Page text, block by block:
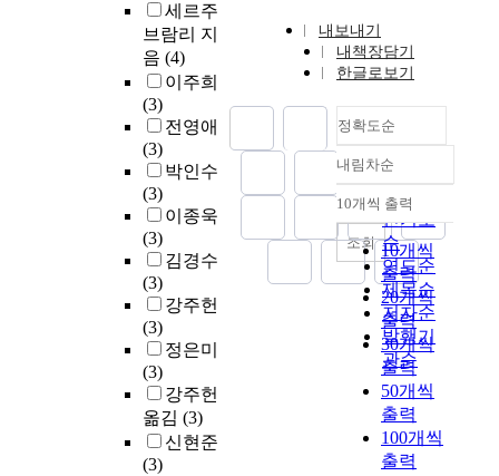
세르주
브람리 지
음 (4)
이주희
(3)
전영애
(3)
박인수
(3)
이종욱
(3)
김경수
(3)
강주헌
(3)
정은미
(3)
강주헌
옮김 (3)
신현준
(3)
내보내기
내책장담기
한글로보기
정확도순
정확도
순
인기도
순
연도순
제목순
저자순
발행기
관순
내림차순
내림차순
10개씩 출력
10개씩
출력
20개씩
출력
30개씩
출력
50개씩
출력
100개씩
출력
조회